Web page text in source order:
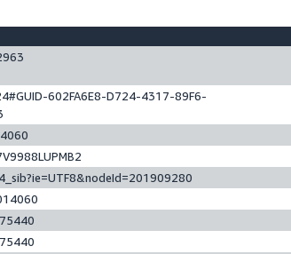
602FA6E8-D724-4317-89F6-